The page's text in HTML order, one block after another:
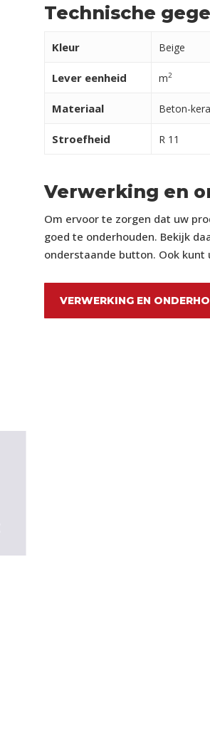
Technische
Kleur Beige
Lever eenheid m2
Materiaal Beton-
Stroefheid R 11
Verwerking en
Om ervoor te zorgen dat uw
goed te onderhouden. Bekijk
onderstaande button. Ook kunt
VERWERKING EN